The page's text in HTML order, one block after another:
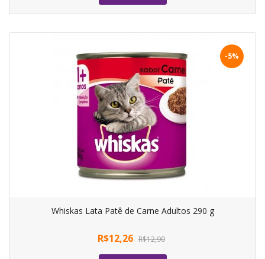
-5%
Whiskas Lata Patê de Carne Adultos 290 g
R$12,26 R$12,90